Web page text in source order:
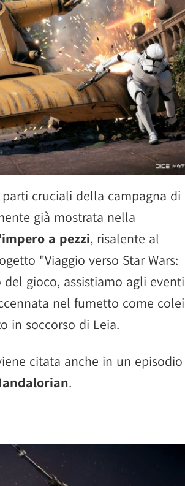
cruciali della campagna di
già mostrata nella
a pezzi, risalente al
"Viaggio verso Star Wars:
gioco, assistiamo agli eventi
nel fumetto come colei
in soccorso di Leia.
citata anche in un episodio
.